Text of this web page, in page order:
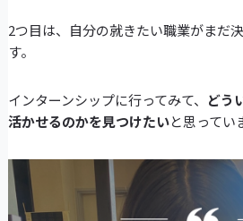
2つ目は、自分の就きたい職業がまだ
す。
インターンシップに行ってみて、 どう
活かせるのかを見つけたいと思ってい